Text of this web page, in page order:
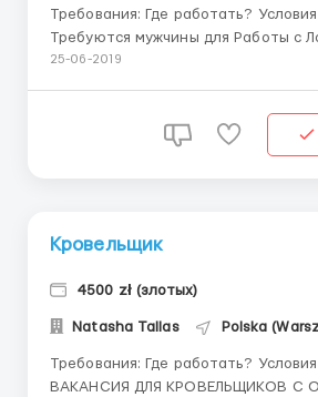
Требования: Где работать? Условия работы:
Требуются мужчины для Работы с
Вакансия Бесплатная! Мужчины с
присмотра за лошадьми : кормить,
25-06-2019
Кровельщик
4500 zł (злотых)
Natasha Tallas Polska
Требования: Где работать? Условия работы:
ВАКАНСИЯ ДЛЯ КРОВЕЛЬЩИКОВ С